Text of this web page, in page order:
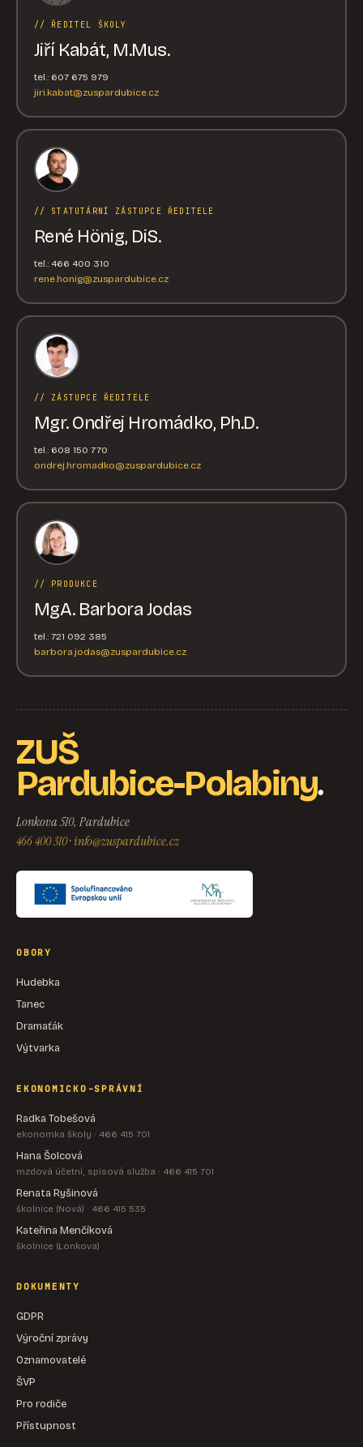
// ŘEDITEL ŠKOLY
Jiří Kabát, M.Mus.
tel.: 607 675 979
jiri.kabat@zuspardubice.cz
// STATUTÁRNÍ ZÁSTUPCE ŘEDITELE
René Hönig, DiS.
tel.: 466 400 310
rene.honig@zuspardubice.cz
// ZÁSTUPCE ŘEDITELE
Mgr. Ondřej Hromádko, Ph.D.
tel.: 608 150 770
ondrej.hromadko@zuspardubice.cz
// PRODUKCE
MgA. Barbora Jodas
tel.: 721 092 385
barbora.jodas@zuspardubice.cz
ZUŠ
Pardubice-Polabiny.
Lonkova 510, Pardubice
466 400 310·info@zuspardubice.cz
OBORY
Hudebka
Tanec
Dramaťák
Výtvarka
EKONOMICKO-SPRÁVNÍ
Radka Tobešová
ekonomka školy · 466 415 701
Hana Šolcová
mzdová účetní, spisová služba · 466 415 701
Renata Ryšinová
školnice (Nová) · 466 415 535
Kateřina Menčíková
školnice (Lonkova)
DOKUMENTY
GDPR
Výroční zprávy
Oznamovatelé
ŠVP
Pro rodiče
Přístupnost